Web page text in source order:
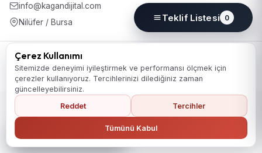
info@kagandijital.com
Nilüfer / Bursa
© 2026 KD Promosyon. Tüm hakları saklıdır.
KoleksiyonHakkımızdaİletişimKVKK Aydınlatma Metni
Gizlilik PolitikasıÇerez PolitikasıÇerez Tercihleri
Ana Sayfaya Dön
Teklif Listesi 0
Çerez Kullanımı
Sitemizde deneyimi iyileştirmek ve performansı ölçmek için
çerezler kullanıyoruz. Tercihlerinizi dilediğiniz zaman
güncelleyebilirsiniz.
Reddet
Tercihler
Tümünü Kabul